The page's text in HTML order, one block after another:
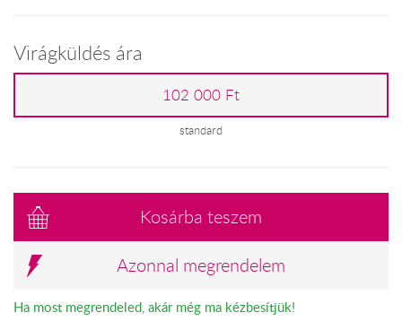
Virágküldés ára
102 000 Ft
standard
Kosárba teszem
Azonnal megrendelem
Ha most megrendeled, akár még ma kézbesítjük!